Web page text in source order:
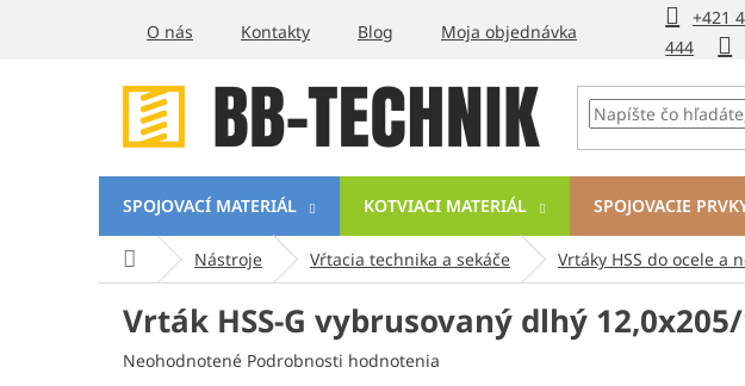
+421
444
O nás Kontakty Blog Moja objednávka
SPOJOVACÍ MATERIÁL KOTVIACI MATERIÁL SPOJOVACIE
DomovNástroje Vŕtacia technika a sekáče Vrtáky HSS do ocele a
Vrták HSS-G vybrusovaný dlhý
Priemerné
Neohodnotené Podrobnosti hodnotenia